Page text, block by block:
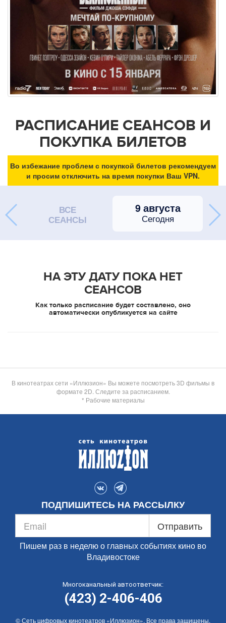
РАСПИСАНИЕ СЕАНСОВ И
ПОКУПКА БИЛЕТОВ
Во избежание проблем с покупкой билетов рекомендуем
и просим отключить на время покупки Ваш VPN.
ВСЕ
СЕАНСЫ
9 августа
Сегодня
НА ЭТУ ДАТУ ПОКА НЕТ
СЕАНСОВ
Как только расписание будет составлено, оно
автоматически опубликуется на сайте
В кинотеатрах сети «Иллюзион» Вы можете посмотреть 3D фильмы в
формате 2D. Следите за расписанием.
* Рабочие материалы
ПОДПИШИТЕСЬ НА РАССЫЛКУ
Отправить
Пишем раз в неделю о главных событиях кино во
Владивостоке
Многоканальный автоответчик:
(423) 2-406-406
© Сеть цифровых кинотеатров «Иллюзион». Все права защищены.